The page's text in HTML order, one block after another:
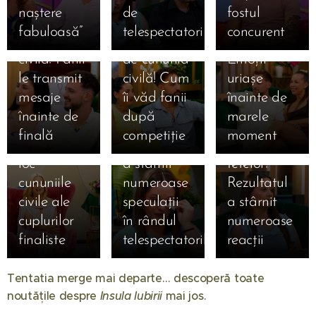
naștere
fabuloasă”
de
telespectatori
fostul
concurent
la doar o zi
de cununia
civilă! Fanii
le transmit
mesaje
înainte de
finală
Alexandru,
la un pas
de cununia
civilă! Cum
îi văd fanii
după
competiție
cununia
civilă!
Emoții
uriașe
înainte de
marele
moment
15.07.2026
Simona
Gherghe
anunță
ediția
specială de
mâine! Au
loc
cununiile
civile ale
cuplurilor
finaliste
15.07.2026
Claudia a
izbucnit în
lacrimi la
Mireasa!
Momentul
a stârnit
numeroase
speculații
în rândul
telespectatorilor
15.07.2026
Claudia,
salvată
după ce a
ocupat
locul 3 în
topul
fetelor!
Rezultatul
a stârnit
numeroase
reacții
Tentatia merge mai departe… descoperă toate
noutățile despre Insula Iubirii mai jos. 🔥
01.08.2026
Insula
Iubirii
25.12.2025
24.11.2025
Ella de la
"Insula
Iubirii",
🔥 ȘOC în
televiziune!